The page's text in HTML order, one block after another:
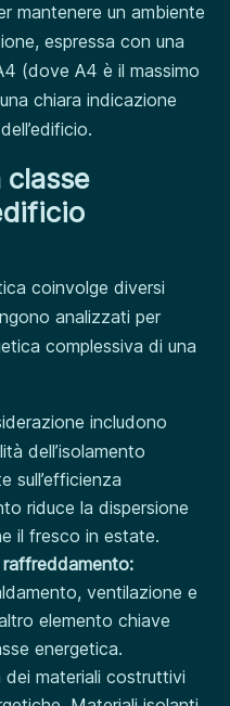
mantenere un ambiente
espressa con una
(dove A4 è il massimo
chiara indicazione
classe
coinvolge diversi
analizzati per
complessiva di una
includono
dell’isolamento
sull’efficienza
riduce la dispersione
il fresco in estate.
ventilazione e
elemento chiave
energetica.
dei materiali costruttivi